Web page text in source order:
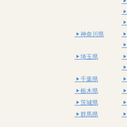
神奈川県
埼玉県
千葉県
栃木県
茨城県
群馬県